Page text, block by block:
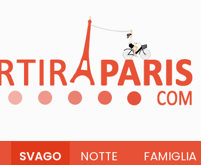
SVAGO NOTTE FAMIGLIA